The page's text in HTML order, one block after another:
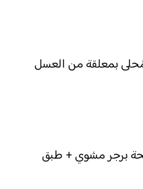
بمعلقة من العسل
برجر مشوي + طبق